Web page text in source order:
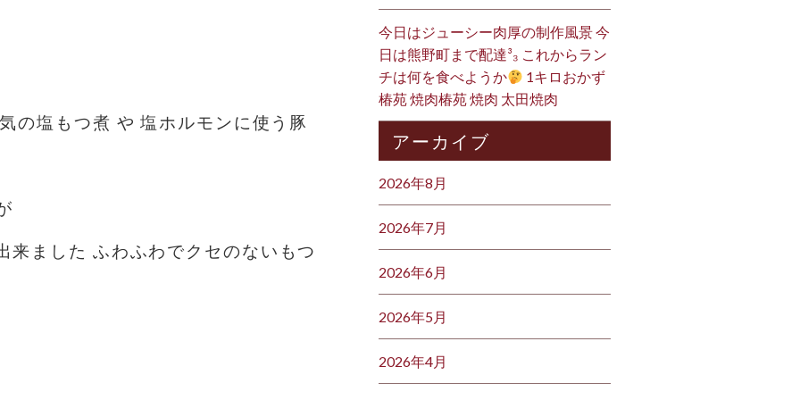
の塩もつ煮 や 塩ホルモンに使う豚
来ました ふわふわでクセのないもつ
今日はジューシー肉厚の制作風景 今
日は熊野町まで配達³₃ これからラン
チは何を食べようか
1キロおかず
椿苑 焼肉椿苑 焼肉 太田焼肉
アーカイブ
2026年8月
2026年7月
2026年6月
2026年5月
2026年4月